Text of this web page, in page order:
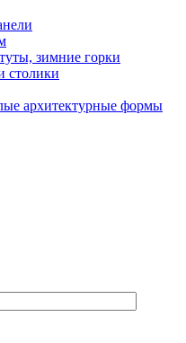
зимние горки
столики
архитектурные формы